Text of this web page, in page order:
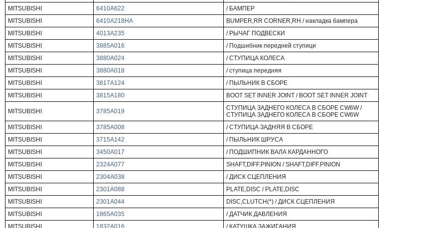
MITSUBISHI
6410A622
/ БАМПЕР
MITSUBISHI
6410A218HA
BUMPER,RR CORNER,RH / накладка бампера
MITSUBISHI
4013A235
/ РЫЧАГ ПОДВЕСКИ
MITSUBISHI
3885A016
/ Подшибник передней ступици
MITSUBISHI
3880A024
/ СТУПИЦА КОЛЕСА
MITSUBISHI
3880A018
/ ступица передняя
MITSUBISHI
3817A124
/ ПЫЛЬНИК В СБОРЕ
MITSUBISHI
3815A180 BOOT SET INNER JOINT / BOOT SET INNER JOINT
MITSUBISHI 3785A019
СТУПИЦА ЗАДНЕГО КОЛЕСА В СБОРЕ CW6W /
СТУПИЦА ЗАДНЕГО КОЛЕСА В СБОРЕ CW6W
MITSUBISHI
3785A008
/ СТУПИЦА ЗАДНЯЯ В СБОРЕ
MITSUBISHI
3715A142
/ ПЫЛЬНИК ШРУСА
MITSUBISHI
3450A017
/ ПОДШИПНИК ВАЛА КАРДАННОГО
MITSUBISHI
2324A077
SHAFT,DIFF.PINION / SHAFT,DIFF.PINION
MITSUBISHI
2304A038
/ ДИСК СЦЕПЛЕНИЯ
MITSUBISHI
2301A088
PLATE,DISC / PLATE,DISC
MITSUBISHI
2301A044
DISC,CLUTCH(*) / ДИСК СЦЕПЛЕНИЯ
MITSUBISHI
1865A035
/ ДАТЧИК ДАВЛЕНИЯ
MITSUBISHI
1832A016 / КАТУШКА ЗАЖИГАНИЯ